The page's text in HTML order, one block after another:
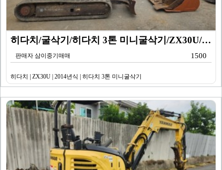
히다치/굴삭기/히다치 3톤 미니굴삭기/ZX30U/201…
판매자 삼이중기매매 1500
히다치 | ZX30U | 2014년식 | 히다치 3톤 미니굴삭기